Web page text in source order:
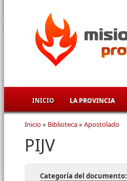
INICIO LA PROVINCIA
Inicio» Biblioteca» Apostolado
PIJV
Categoría del documento: